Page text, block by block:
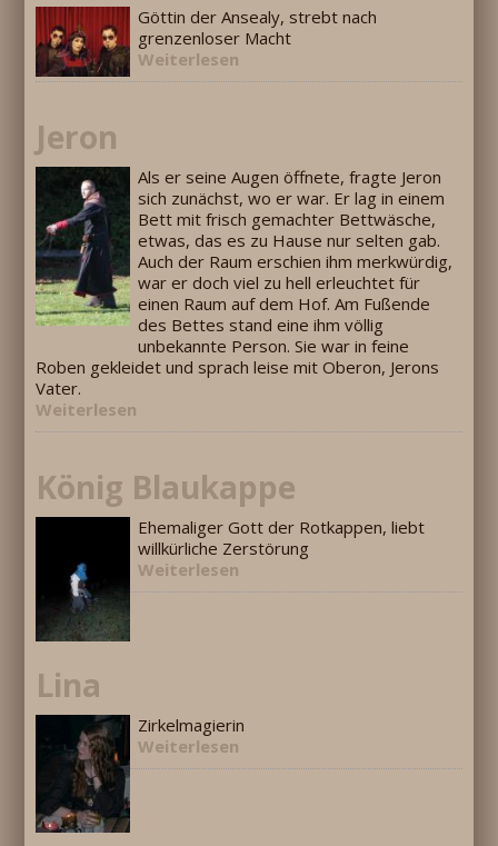
Göttin der Ansealy, strebt nach
grenzenloser Macht
Weiterlesen
Jeron
Als er seine Augen öffnete, fragte Jeron
sich zunächst, wo er war. Er lag in einem
Bett mit frisch gemachter Bettwäsche,
etwas, das es zu Hause nur selten gab.
Auch der Raum erschien ihm merkwürdig,
war er doch viel zu hell erleuchtet für
einen Raum auf dem Hof. Am Fußende
des Bettes stand eine ihm völlig
unbekannte Person. Sie war in feine
Roben gekleidet und sprach leise mit Oberon, Jerons
Vater.
Weiterlesen
König Blaukappe
Ehemaliger Gott der Rotkappen, liebt
willkürliche Zerstörung
Weiterlesen
Lina
Zirkelmagierin
Weiterlesen